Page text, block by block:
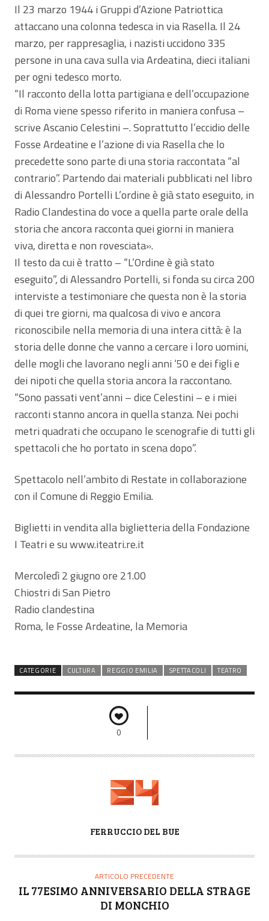
Il 23 marzo 1944 i Gruppi d’Azione Patriottica
attaccano una colonna tedesca in via Rasella. Il 24
marzo, per rappresaglia, i nazisti uccidono 335
persone in una cava sulla via Ardeatina, dieci italiani
per ogni tedesco morto.
“Il racconto della lotta partigiana e dell’occupazione
di Roma viene spesso riferito in maniera confusa –
scrive Ascanio Celestini –. Soprattutto l’eccidio delle
Fosse Ardeatine e l’azione di via Rasella che lo
precedette sono parte di una storia raccontata “al
contrario”. Partendo dai materiali pubblicati nel libro
di Alessandro Portelli L’ordine è già stato eseguito, in
Radio Clandestina do voce a quella parte orale della
storia che ancora racconta quei giorni in maniera
viva, diretta e non rovesciata».
Il testo da cui è tratto – “L’Ordine è già stato
eseguito”, di Alessandro Portelli, si fonda su circa 200
interviste a testimoniare che questa non è la storia
di quei tre giorni, ma qualcosa di vivo e ancora
riconoscibile nella memoria di una intera città: è la
storia delle donne che vanno a cercare i loro uomini,
delle mogli che lavorano negli anni ‘50 e dei figli e
dei nipoti che quella storia ancora la raccontano.
“Sono passati vent’anni – dice Celestini – e i miei
racconti stanno ancora in quella stanza. Nei pochi
metri quadrati che occupano le scenografie di tutti gli
spettacoli che ho portato in scena dopo”.
Spettacolo nell’ambito di Restate in collaborazione
con il Comune di Reggio Emilia.
Biglietti in vendita alla biglietteria della Fondazione
I Teatri e su www.iteatri.re.it
Mercoledì 2 giugno ore 21.00
Chiostri di San Pietro
Radio clandestina
Roma, le Fosse Ardeatine, la Memoria
CATEGORIE CULTURA REGGIO EMILIA SPETTACOLI TEATRO
0
T
R
FERRUCCIO DEL BUE
ARTICOLO PRECEDENTE
IL 77ESIMO ANNIVERSARIO DELLA STRAGE
DI MONCHIO